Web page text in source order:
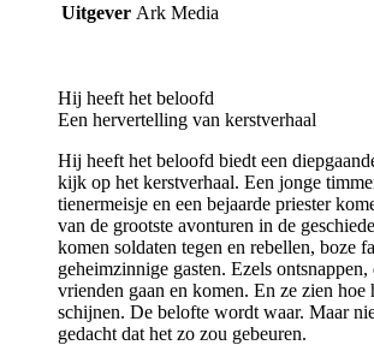
Uitgever Ark Media
Hij heeft het beloofd
Een hervertelling van kerstverhaal
Hij heeft het beloofd biedt een
kijk op het kerstverhaal. Een jonge
tienermeisje en een bejaarde priester
van de grootste avonturen in de
komen soldaten tegen en rebellen, boze
geheimzinnige gasten. Ezels
vrienden gaan en komen. En ze zien hoe
schijnen. De belofte wordt waar. Maar
gedacht dat het zo zou gebeuren.